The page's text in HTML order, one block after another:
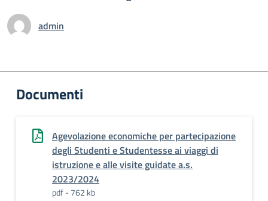
admin
Documenti
Agevolazione economiche per partecipazione
degli Studenti e Studentesse ai viaggi di
istruzione e alle visite guidate a.s.
2023/2024
pdf - 762 kb